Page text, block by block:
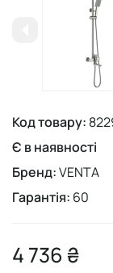
Код товару:
Є в наявності
Бренд:VENTA
Гарантія: 60
4 736 ₴